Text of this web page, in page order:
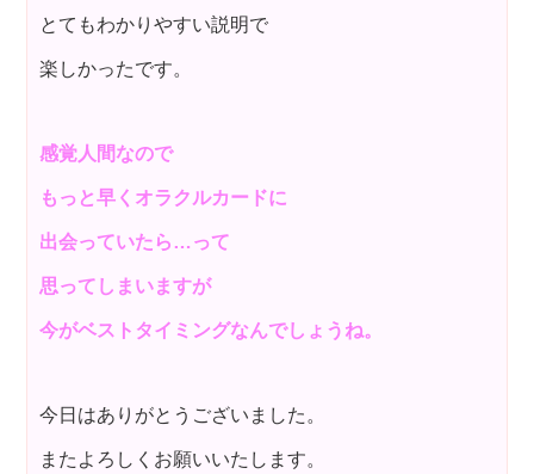
とてもわかりやすい説明で
楽しかったです。
感覚人間なので
もっと早くオラクルカードに
出会っていたら…って
思ってしまいますが
今がベストタイミングなんでしょうね。
今日はありがとうございました。
またよろしくお願いいたします。